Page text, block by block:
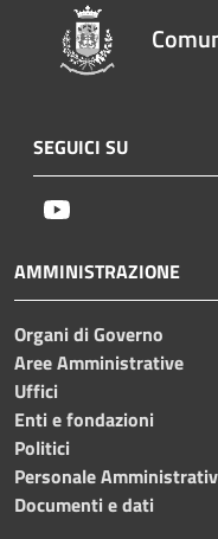
SEGUICI SU
AMMINISTRAZIONE
Organi di Governo
Aree Amministrative
Uffici
Enti e fondazioni
Politici
Personale
Documenti e dati